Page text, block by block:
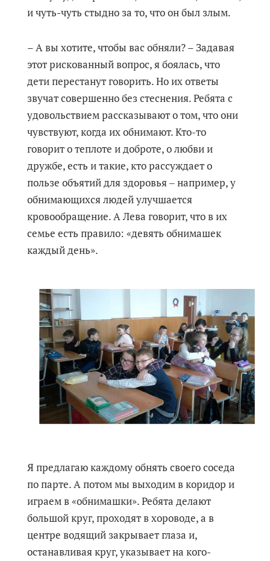
и чуть-чуть стыдно за то, что он был злым.
– А вы хотите, чтобы вас обняли? – Задавая
этот рискованный вопрос, я боялась, что
дети перестанут говорить. Но их ответы
звучат совершенно без стеснения. Ребята с
удовольствием рассказывают о том, что они
чувствуют, когда их обнимают. Кто-то
говорит о теплоте и доброте, о любви и
дружбе, есть и такие, кто рассуждает о
пользе объятий для здоровья ‒ например, у
обнимающихся людей улучшается
кровообращение. А Лева говорит, что в их
семье есть правило: «девять обнимашек
каждый день».
Я предлагаю каждому обнять своего соседа
по парте. А потом мы выходим в коридор и
играем в «обнимашки». Ребята делают
большой круг, проходят в хороводе, а в
центре водящий закрывает глаза и,
останавливая круг, указывает на кого-